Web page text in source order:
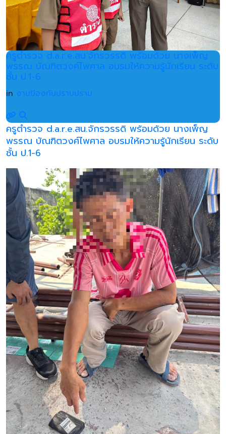
ครูตำรวจ d.a.r.e.สน.จักรวรรดิ พร้อมด้วย นางเพ็ญ
พรรณ บัณฑิตวงศ์ไพศาล อบรมให้ความรู้นักเรียน ระดับ
ชั้น ป.1-6
in งานป้องกันปราบปราม
ครูตำรวจ d.a.r.e.สน.จักรวรรดิ พร้อมด้วย นางเพ็ญ
พรรณ บัณฑิตวงศ์ไพศาล อบรมให้ความรู้นักเรียน ระดับ
ชั้น ป.1-6